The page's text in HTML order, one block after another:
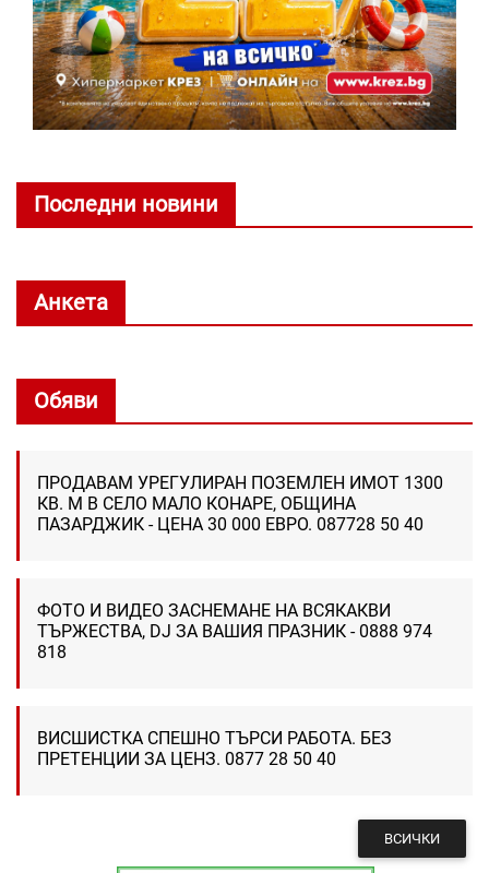
Последни новини
Анкета
Обяви
ПРОДАВАМ УРЕГУЛИРАН ПОЗЕМЛЕН ИМОТ 1300
КВ. М В СЕЛО МАЛО КОНАРЕ, ОБЩИНА
ПАЗАРДЖИК - ЦЕНА 30 000 ЕВРО. 087728 50 40
ФОТО И ВИДЕО ЗАСНЕМАНЕ НА ВСЯКАКВИ
ТЪРЖЕСТВА, DJ ЗА ВАШИЯ ПРАЗНИК - 0888 974
818
ВИСШИСТКА СПЕШНО ТЪРСИ РАБОТА. БЕЗ
ПРЕТЕНЦИИ ЗА ЦЕНЗ. 0877 28 50 40
ВСИЧКИ